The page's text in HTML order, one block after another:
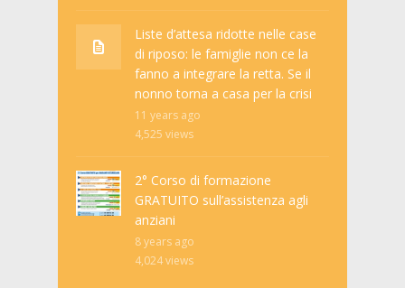
Liste d’attesa ridotte nelle case
di riposo: le famiglie non ce la
fanno a integrare la retta. Se il
nonno torna a casa per la crisi
11 years ago
4,525 views
2° Corso di formazione
GRATUITO sull’assistenza agli
anziani
8 years ago
4,024views